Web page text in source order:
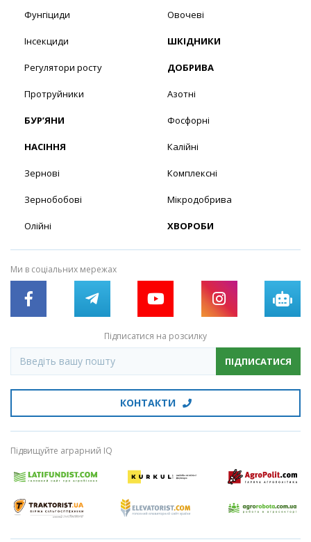
Фунгіциди
Інсекциди
Регулятори росту
Протруйники
БУР’ЯНИ
НАСІННЯ
Зернові
Зернобобові
Олійні
Овочеві
ШКІДНИКИ
ДОБРИВА
Азотні
Фосфорні
Калійні
Комплексні
Мікродобрива
ХВОРОБИ
Ми в соціальних мережах
Підписатися на розсилку
ПІДПИСАТИСЯ
КОНТАКТИ
Підвищуйте аграрний IQ